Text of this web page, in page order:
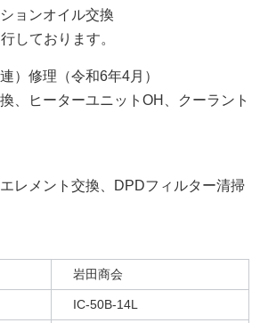
ョンオイル交換
しております。
）修理（令和6年4月）
、ヒーターユニットOH、クーラント
レメント交換、DPDフィルター清掃
岩田商会
IC-50B-14L